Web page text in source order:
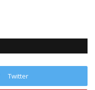
Twitter